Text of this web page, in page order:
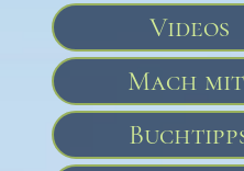
Videos
Mach